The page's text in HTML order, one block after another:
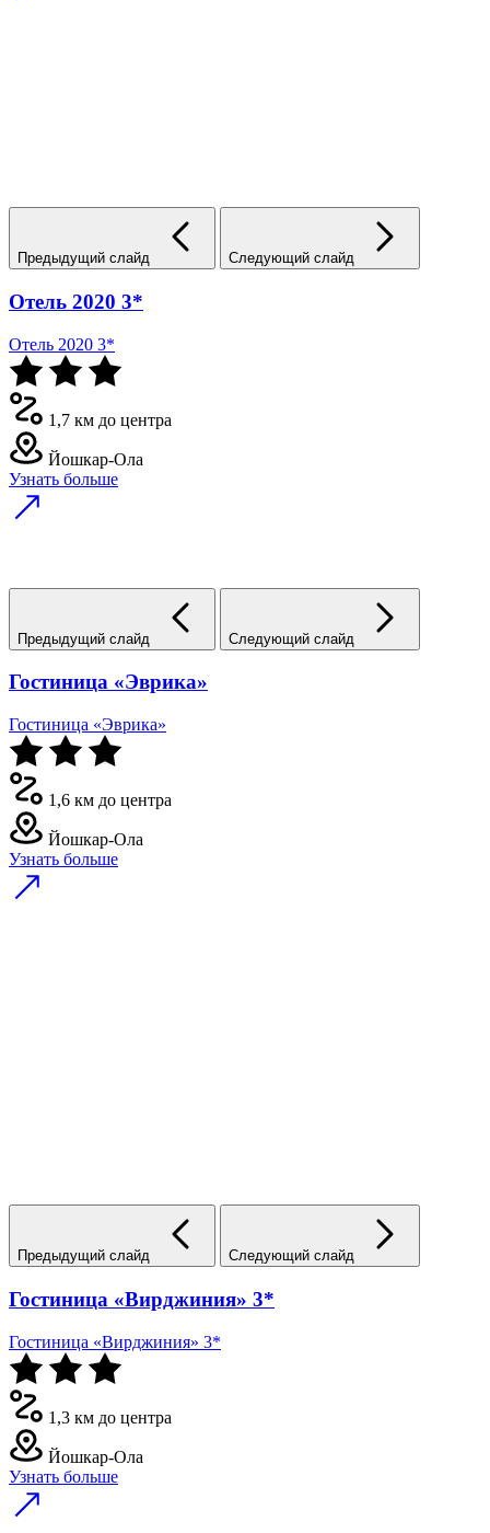
Предыдущий слайд Следующий слайд
Отель 2020 3*
Отель 2020 3*
1,7 км до центра
Йошкар-Ола
Узнать больше
Предыдущий слайд Следующий слайд
Гостиница «Эврика»
Гостиница «Эврика»
1,6 км до центра
Йошкар-Ола
Узнать больше
Предыдущий слайд Следующий слайд
Гостиница «Вирджиния» 3*
Гостиница «Вирджиния» 3*
1,3 км до центра
Йошкар-Ола
Узнать больше